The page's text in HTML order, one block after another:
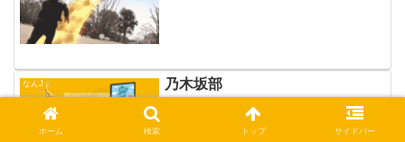
なんJ 乃木坂部
ホーム 検索 トップ サイドバー